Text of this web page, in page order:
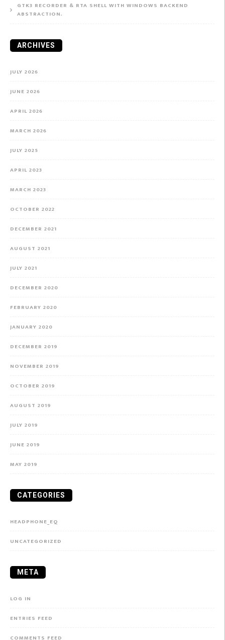
GTK3 RECORDER & RTA SHELL WITH WINDOWS BACKEND
ABSTRACTION.
ARCHIVES
JULY 2026
JUNE 2026
APRIL 2026
MARCH 2026
JULY 2025
APRIL 2023
MARCH 2023
OCTOBER 2022
DECEMBER 2021
AUGUST 2021
JULY 2021
DECEMBER 2020
FEBRUARY 2020
JANUARY 2020
DECEMBER 2019
NOVEMBER 2019
OCTOBER 2019
AUGUST 2019
JULY 2019
JUNE 2019
MAY 2019
CATEGORIES
HEADPHONE_EQ
UNCATEGORIZED
META
LOG IN
ENTRIES FEED
COMMENTS FEED